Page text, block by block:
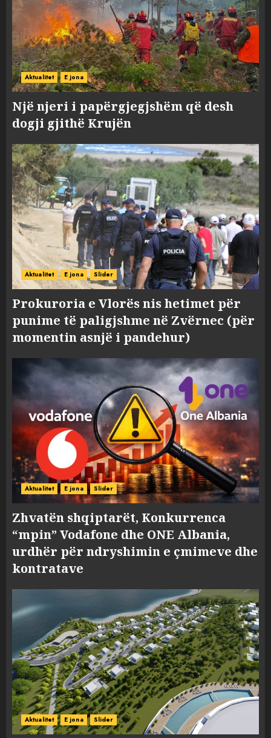
Aktualitet E jona
Një njeri i papërgjegjshëm që desh
dogji gjithë Krujën
Aktualitet E jona Slider
Prokuroria e Vlorës nis hetimet për
punime të paligjshme në Zvërnec (për
momentin asnjë i pandehur)
Aktualitet E jona Slider
Zhvatën shqiptarët, Konkurrenca
“mpin” Vodafone dhe ONE Albania,
urdhër për ndryshimin e çmimeve dhe
kontratave
Aktualitet E jona Slider